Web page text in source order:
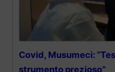
Covid, Musumeci:
strumento prezioso”